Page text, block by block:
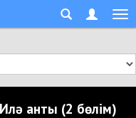
Илә анты (2 бөлім)